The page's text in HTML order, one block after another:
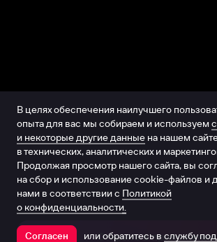
Открыть в приложении
В целях обеспечения наилучшего
опыта для вас мы собираем и используем
и некоторые другие данные на нашем
в технических, аналитических и
Продолжая просмотр нашего сайта, вы
на сбор и использование cookie-файлов и
нами в соответствии с Политикой
о конфиденциальности.
Согласен или обратитесь в службу